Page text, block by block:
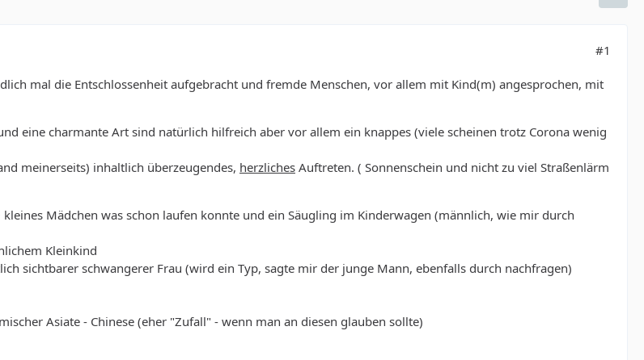
#1
mal die Entschlossenheit aufgebracht und fremde Menschen, vor allem mit Kind(m) angesprochen, mit
eine charmante Art sind natürlich hilfreich aber vor allem ein knappes (viele scheinen trotz Corona wenig
meinerseits) inhaltlich überzeugendes, herzliches Auftreten. ( Sonnenschein und nicht zu viel Straßenlärm
kleines Mädchen was schon laufen konnte und ein Säugling im Kinderwagen (männlich, wie mir durch
Kleinkind
sichtbarer schwangerer Frau (wird ein Typ, sagte mir der junge Mann, ebenfalls durch nachfragen)
Asiate - Chinese (eher "Zufall" - wenn man an diesen glauben sollte)